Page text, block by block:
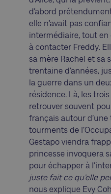
d’abord
elle n’avait pas
intermédiaire, tout
à contacter Freddy.
sa mère Rachel et sa
trentaine d’années,
la guerre dans un
résidence. Là, les
retrouver souvent
français autour d’une
tourments de
Gestapo viendra
princesse invoquera
pour échapper à
juste fait ce qu’elle
nous explique Evy